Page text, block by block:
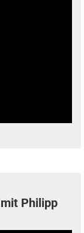
Philipp